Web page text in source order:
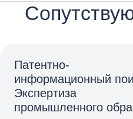
Патентно-
информационный
Экспертиза
промышленного